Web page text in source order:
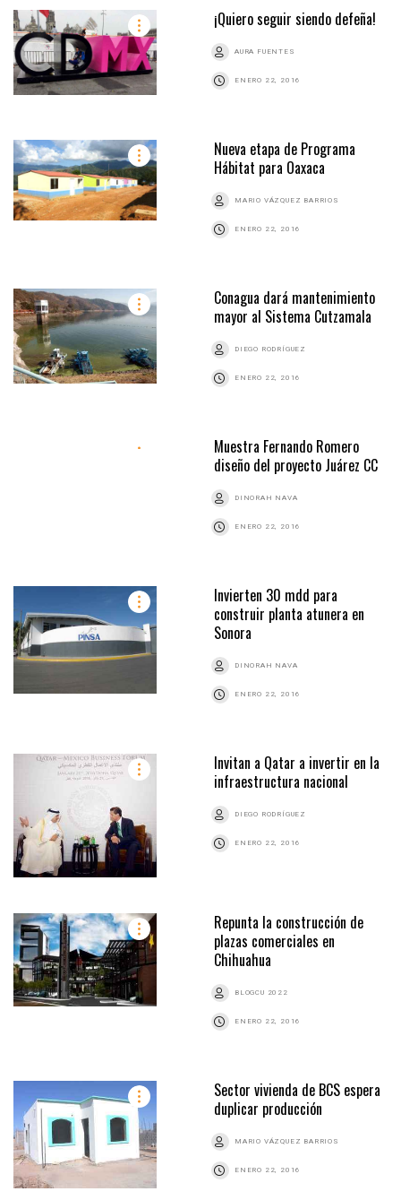
¡Quiero seguir siendo defeña!
AURA FUENTES
ENERO 22, 2016
Nueva etapa de Programa
Hábitat para Oaxaca
MARIO VÁZQUEZ BARRIOS
ENERO 22, 2016
Conagua dará mantenimiento
mayor al Sistema Cutzamala
DIEGO RODRÍGUEZ
ENERO 22, 2016
Muestra Fernando Romero
diseño del proyecto Juárez CC
DINORAH NAVA
ENERO 22, 2016
Invierten 30 mdd para
construir planta atunera en
Sonora
DINORAH NAVA
ENERO 22, 2016
Invitan a Qatar a invertir en la
infraestructura nacional
DIEGO RODRÍGUEZ
ENERO 22, 2016
Repunta la construcción de
plazas comerciales en
Chihuahua
BLOGCU 2022
ENERO 22, 2016
Sector vivienda de BCS espera
duplicar producción
MARIO VÁZQUEZ BARRIOS
ENERO 22, 2016